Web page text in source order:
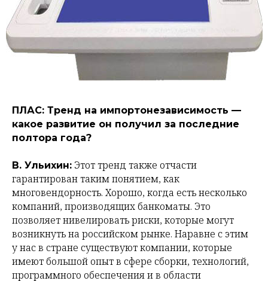
ПЛАС: Тренд на импортонезависимость —
какое развитие он получил за последние
полтора года?
В. Ульихин: Этот тренд также отчасти
гарантирован таким понятием, как
многовендорность. Хорошо, когда есть несколько
компаний, производящих банкоматы. Это
позволяет нивелировать риски, которые могут
возникнуть на российском рынке. Наравне с этим
у нас в стране существуют компании, которые
имеют большой опыт в сфере сборки, технологий,
программного обеспечения и в области